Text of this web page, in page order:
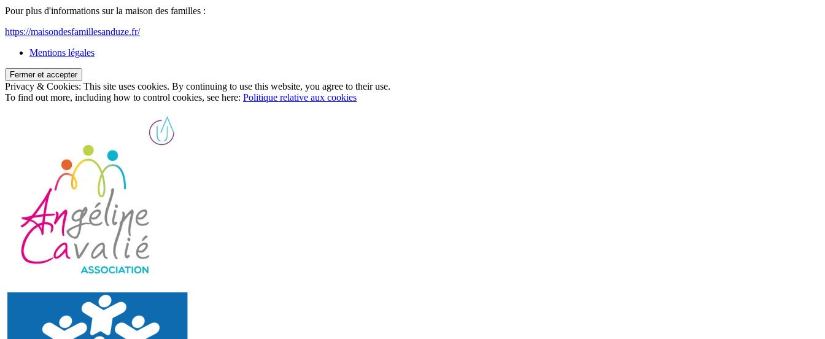
Pour plus d'informations sur la maison des familles :
https://maisondesfamillesanduze.fr/
Mentions légales
Privacy & Cookies: This site uses cookies. By continuing to use this website, you agree to their use.
To find out more, including how to control cookies, see here: Politique relative aux cookies